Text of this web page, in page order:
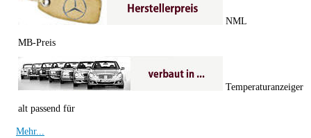
MB-Preis
NML
alt passend für
Temperaturanzeiger
Mehr...